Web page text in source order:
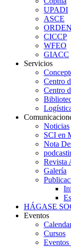
UPADI
ASCE
CICCP
WFEO
GIACC
Servicios
Centro
Centro
Noticias
SCI en
Nota
Revista
Galería
HÁGASE
Eventos
Cursos